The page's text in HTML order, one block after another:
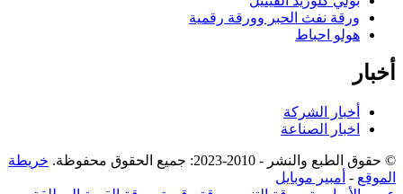
ورقة نفث الحبر وورقة رقمية
هولو احباط
أخبار
أخبار الشركة
اخبار الصناعة
© حقوق الطبع والنشر - 2010-2023: جميع الحقوق محفوظة.
خريطة
الموقع - أمبير موبايل